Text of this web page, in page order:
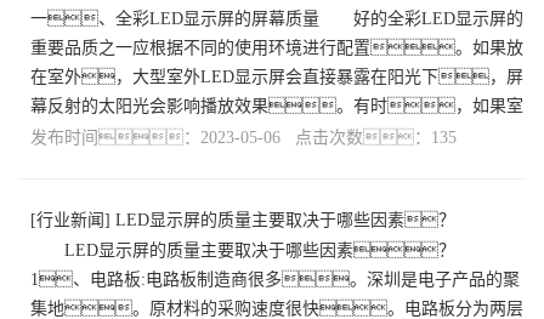
一、全彩LED显示屏的屏幕质量 好的全彩LED显示屏的
重要品质之一应根据不同的使用环境进行配置。如果放
在室外，大型室外LED显示屏会直接暴露在阳光下，屏
幕反射的太阳光会影响播放效果。有时，如果室
发布时间：2023-05-06 点击次数：135
[行业新闻 ] LED显示屏的质量主要取决于哪些因素？
LED显示屏的质量主要取决于哪些因素？
1、电路板:电路板制造商很多。深圳是电子产品的聚
集地。原材料的采购速度很快。电路板分为两层